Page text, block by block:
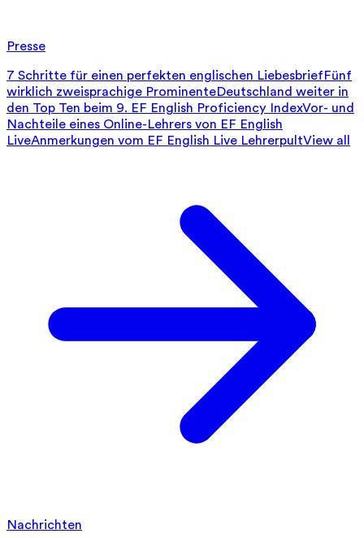
Presse
7 Schritte für einen perfekten englischen LiebesbriefFünf
wirklich zweisprachige ProminenteDeutschland weiter in
den Top Ten beim 9. EF English Proficiency IndexVor- und
Nachteile eines Online-Lehrers von EF English
LiveAnmerkungen vom EF English Live LehrerpultView all
Nachrichten